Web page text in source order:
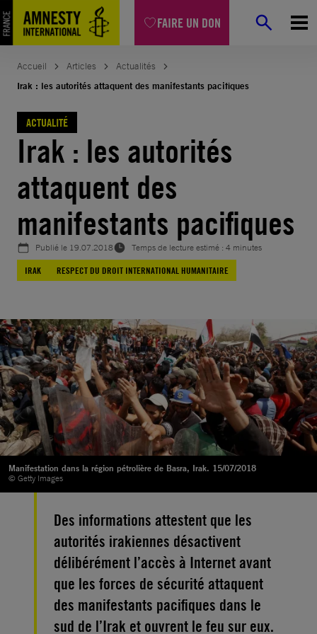
FAIRE UN DON
Aller
au
contenu
Accueil Articles
Actualités
Irak : les autorités attaquent des manifestants pacifiques
ACTUALITÉ
Irak : les autorités
attaquent des
manifestants pacifiques
Publié le 19.07.2018
Temps de lecture estimé : 4 minutes
IRAK
RESPECT DU DROIT INTERNATIONAL HUMANITAIRE
Manifestation dans la région pétrolière de Basra, Irak. 15/07/2018
© Getty Images
Des informations attestent que les
autorités irakiennes désactivent
délibérément l’accès à Internet avant
que les forces de sécurité attaquent
des manifestants pacifiques dans le
sud de l’Irak et ouvrent le feu sur eux.